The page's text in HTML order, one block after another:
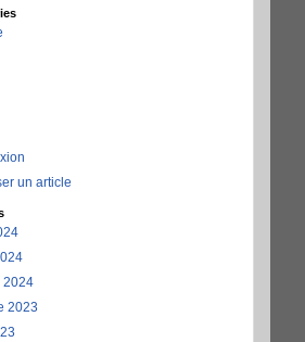
un article
2024
2023